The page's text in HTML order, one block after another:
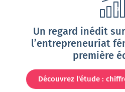
Un regard inédit
l’entrepreneuriat
première
Découvrez l'étude :